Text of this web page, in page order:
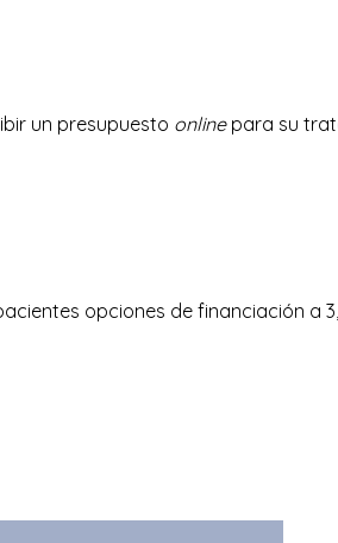
un presupuesto onlinepara su
opciones de financiación a